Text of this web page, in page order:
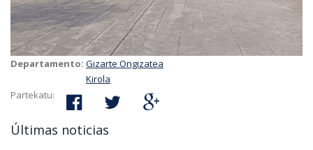
Departamento: Gizarte Ongizatea
Kirola
Partekatu:
Últimas noticias